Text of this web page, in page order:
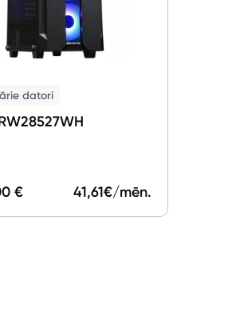
datori
€ 41,61€/mēn.